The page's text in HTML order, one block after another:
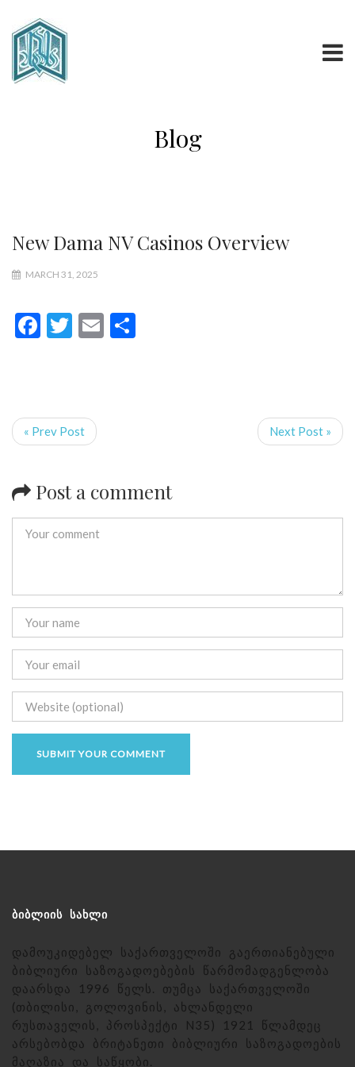
Blog
New Dama NV Casinos Overview
MARCH 31, 2025
Facebook
Twitter
Email
« Prev Post Next Post »
Post a comment
ᲑᲘᲑᲚᲘᲘᲡ ᲡᲐᲮᲚᲘ
დამოუკიდებელ საქართველოში გაერთიანებული
ბიბლიური საზოგადოებების წარმომადგენლობა
დაარსდა 1996 წელს. თუმცა საქართველოში
(თბილისი, გოლოვინის, ახლანდელი
რუსთაველის, პროსპექტი N35) 1921 წლამდეც
არსებობდა ბრიტანეთი ბიბლიური საზოგადოების
მაღაზია და საწყობი.